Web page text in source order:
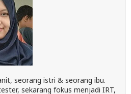
seorang istri & seorang ibu.
sekarang fokus menjadi IRT,